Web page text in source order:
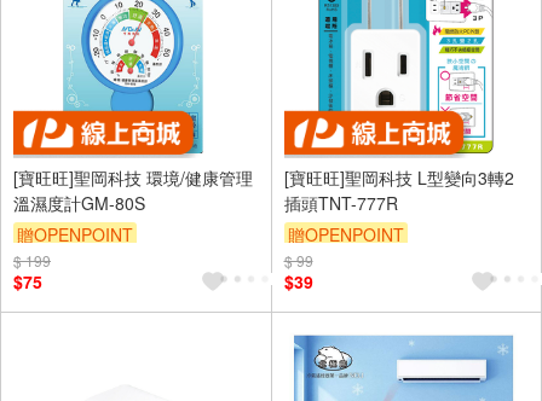
[寶旺旺]聖岡科技 環境/健康管理
溫濕度計GM-80S
贈OPENPOINT
$ 199
$75
[寶旺旺]聖岡科技 L型變向3轉2
插頭TNT-777R
贈OPENPOINT
$ 99
$39